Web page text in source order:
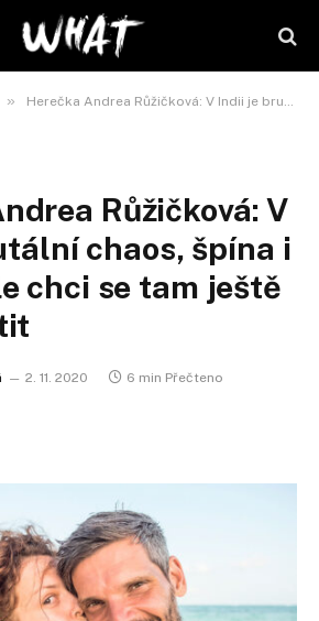
» Herečka Andrea Růžičková: V Indii je brutální chaos, špína i nemoci, ale chci se tam ještě někdy vrátit
Růžičková: V
chaos, špína i
chci se tam ještě
2. 11. 2020 6 min Přečteno